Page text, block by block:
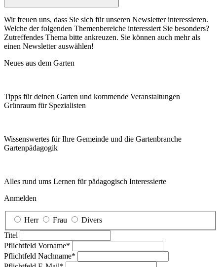
Wir freuen uns, dass Sie sich für unseren Newsletter interessieren.
Welche der folgenden Themenbereiche interessiert Sie besonders?
Zutreffendes Thema bitte ankreuzen. Sie können auch mehr als
einen Newsletter auswählen!
Neues aus dem Garten
Tipps für deinen Garten und kommende Veranstaltungen
Grünraum für Spezialisten
Wissenswertes für Ihre Gemeinde und die Gartenbranche
Garten­pädagogik
Alles rund ums Lernen für pädagogisch Interessierte
Anmelden
Herr Frau
Divers
Titel
Pflichtfeld Vorname*
Pflichtfeld Nachname*